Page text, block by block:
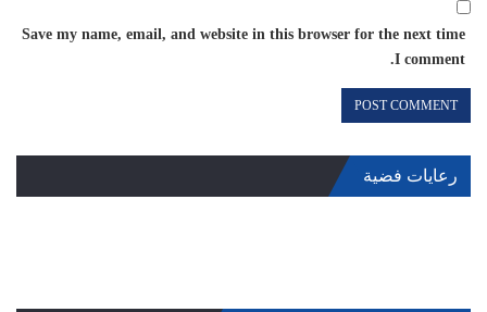
Save my name, email, and website in this browser for the next time
I comment.
رعايات فضية